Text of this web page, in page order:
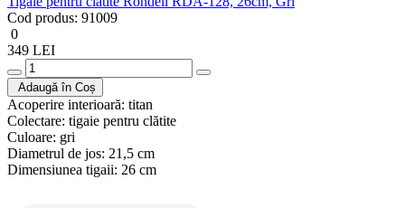
Cod produs: 91009
0
349 LEI
Adaugă în Coș
Acoperire interioară: titan
Colectare: tigaie pentru clătite
Culoare: gri
Diametrul de jos: 21,5 cm
Dimensiunea tigaii: 26 cm